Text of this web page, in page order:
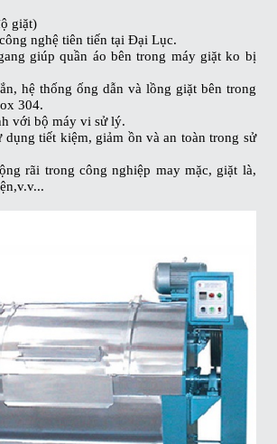
giặt)
nghệ tiên tiến tại Đại Lục.
giúp quần áo bên trong máy giặt ko bị
hệ thống ống dẫn và lồng giặt bên trong
304.
với bộ máy vi sử lý.
dụng tiết kiệm, giảm ồn và an toàn trong sử
rãi trong công nghiệp may mặc, giặt là,